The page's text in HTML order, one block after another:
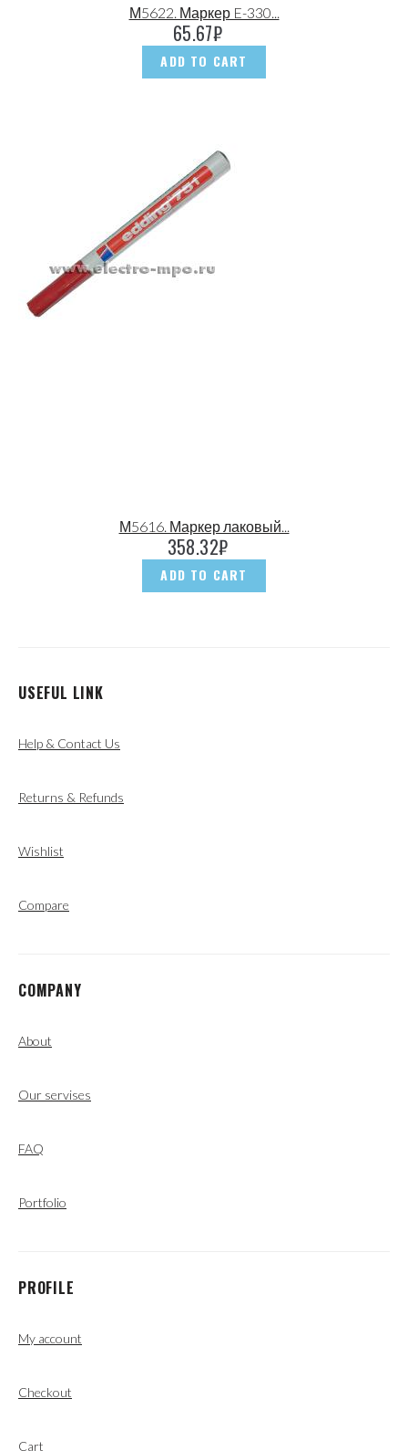
М5622. Маркер E-330...
65.67₽
ADD TO CART
М5616. Маркер лаковый...
358.32₽
ADD TO CART
USEFUL LINK
Help & Contact Us
Returns & Refunds
Wishlist
Compare
COMPANY
About
Our servises
FAQ
Portfolio
PROFILE
My account
Checkout
Cart